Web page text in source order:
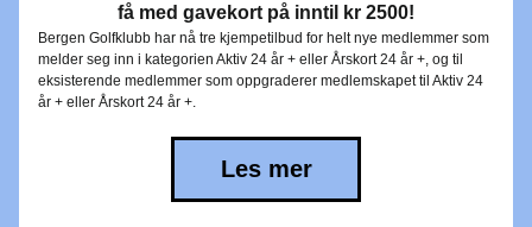
få med gavekort på inntil kr 2500!
Bergen Golfklubb har nå tre kjempetilbud for helt nye medlemmer som
melder seg inn i kategorien Aktiv 24 år + eller Årskort 24 år +, og til
eksisterende medlemmer som oppgraderer medlemskapet til Aktiv 24
år + eller Årskort 24 år +.
Les mer